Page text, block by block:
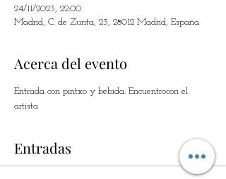
24/11/2023, 22:00
Madrid, C. de Zurita, 23, 28012 Madrid, España
Acerca del evento
Entrada con pintxo y bebida. Encuentrocon el
artista
Entradas